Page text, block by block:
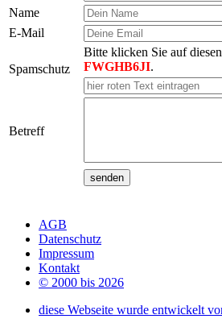
Name
E-Mail
Spamschutz
Bitte klicken Sie auf
FWGHB6JI.
Betreff
AGB
Datenschutz
Impressum
Kontakt
© 2000 bis 2026
diese Webseite wurde entwickelt